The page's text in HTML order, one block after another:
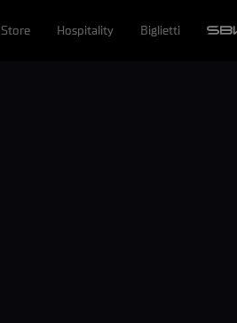
Store Hospitality Biglietti